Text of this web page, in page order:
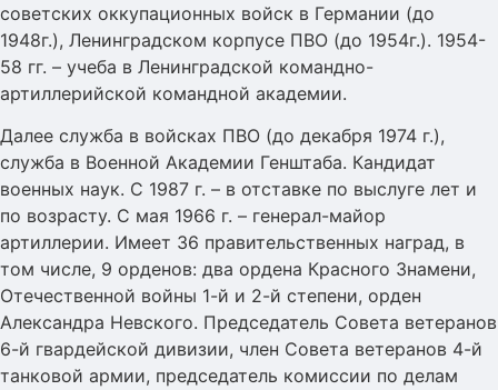
советских оккупационных войск в Германии (до
1948г.), Ленинградском корпусе ПВО (до 1954г.). 1954-
58 гг. – учеба в Ленинградской командно-
артиллерийской командной академии.
Далее служба в войсках ПВО (до декабря 1974 г.),
служба в Военной Академии Генштаба. Кандидат
военных наук. С 1987 г. – в отставке по выслуге лет и
по возрасту. С мая 1966 г. – генерал-майор
артиллерии. Имеет 36 правительственных наград, в
том числе, 9 орденов: два ордена Красного Знамени,
Отечественной войны 1-й и 2-й степени, орден
Александра Невского. Председатель Совета ветеранов
6-й гвардейской дивизии, член Совета ветеранов 4-й
танковой армии, председатель комиссии по делам